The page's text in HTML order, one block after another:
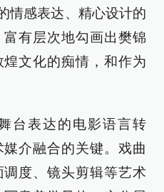
情感表达、精心设计的
有层次地勾画出樊锦
文化的痴情，和作为
台表达的电影语言转
介融合的关键。戏曲
度、镜头剪辑等艺术